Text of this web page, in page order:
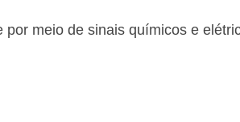
meio de sinais químicos e